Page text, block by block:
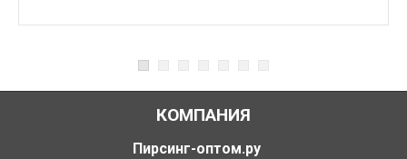
КОМПАНИЯ
Пирсинг-оптом.ру